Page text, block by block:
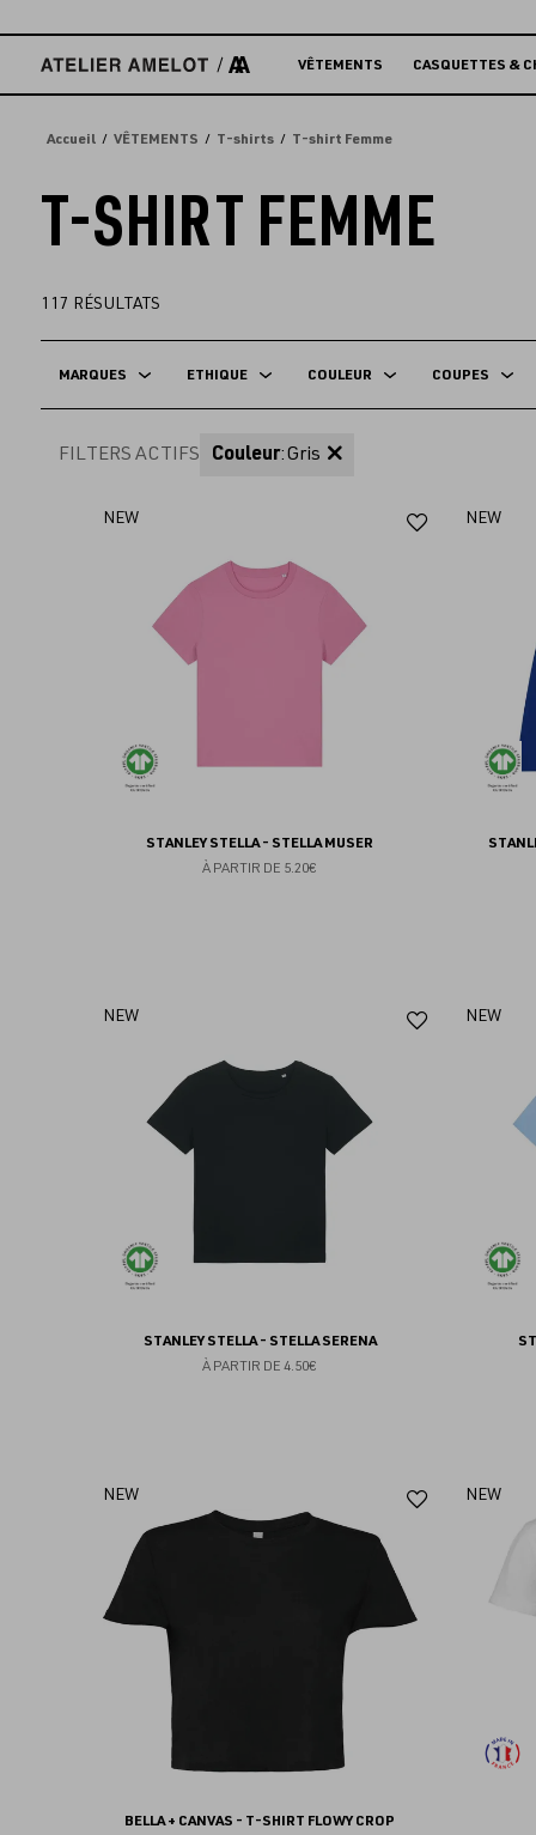
directement
contenu
VÊTEMENTS CASQUETTES &
Accueil VÊTEMENTS T-shirts T-shirt Femme
T-SHIRT FEMME
117 RÉSULTATS
MARQUES ETHIQUE COULEUR COUPES
FILTERS ACTIFS Couleur:Gris
NEW
STANLEY STELLA - STELLA MUSER
À PARTIR DE 5.20€
Ajouter
NEW
NEW
STANLEY STELLA - STELLA SERENA
À PARTIR DE 4.50€
Ajouter
NEW
NEW
BELLA + CANVAS - T-SHIRT FLOWY CROP
Ajouter
favoris
NEW